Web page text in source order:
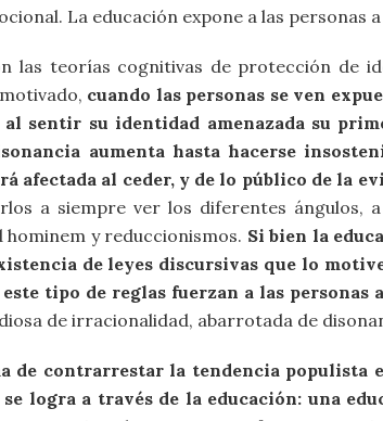
La educación expone a las
las teorías cognitivas de protección de
cuando las personas se ven
al sentir su identidad amenazada su
aumenta hasta hacerse
afectada al ceder, y de lo público de la
a siempre ver los diferentes ángulos,
hominem y reduccionismos. Si bien la
de leyes discursivas que lo
este tipo de reglas fuerzan a las
de irracionalidad, abarrotada de
de contrarrestar la tendencia populista
se logra a través de la educación: una